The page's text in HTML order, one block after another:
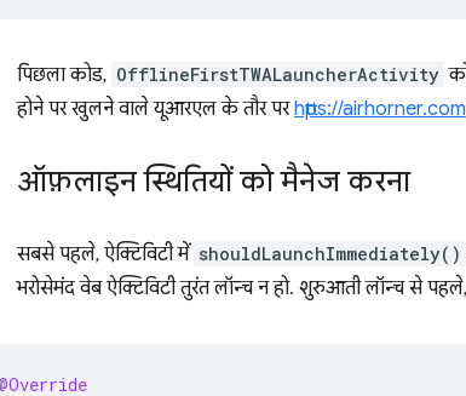
पिछला कोड, OfflineFirstTWALauncherActivity
होने पर खुलने वाले यूआरएल के तौर परhttps://airhorner.com
ऑफ़लाइन स्थितियों को मैनेज करना
सबसे पहले, ऐक्टिविटी में shouldLaunchImmediately()
भरोसेमंद वेब ऐक्टिविटी तुरंत लॉन्च न हो. शुरुआती लॉन्च से